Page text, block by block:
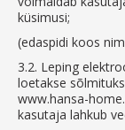
küsimusi;
(edaspidi koos
3.2. Leping
loetakse
www.hansa-
kasutaja lahkub